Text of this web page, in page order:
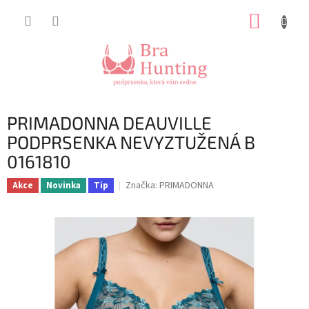
PRIMADONNA DEAUVILLE
PODPRSENKA NEVYZTUŽENÁ B
0161810
Akce Novinka Tip Značka: PRIMADONNA